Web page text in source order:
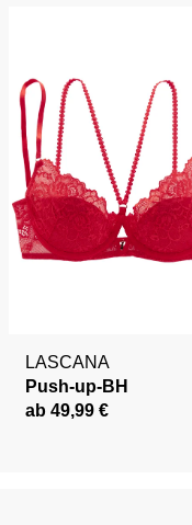
LASCANA
Push-up-BH
ab 49,99 €